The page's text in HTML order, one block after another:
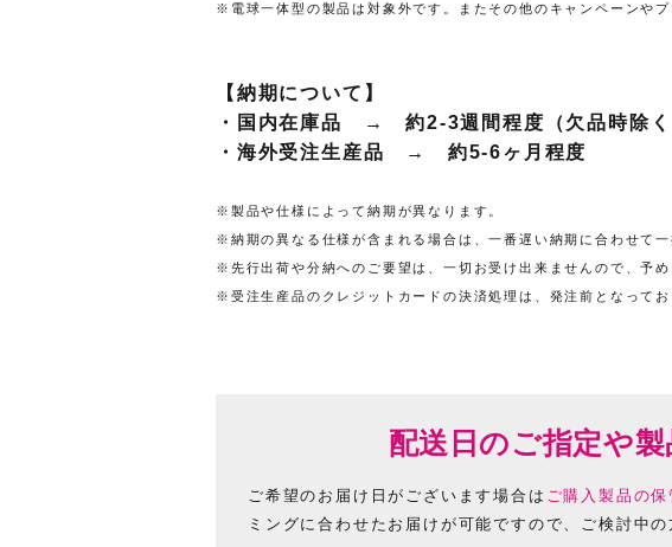
※電球一体型の製品は対象外です。またその他のキャンペーンやプ
【納期について】
・国内在庫品 → 約2-3週間程度（欠品時除く
・海外受注生産品 → 約5-6ヶ月程度
※製品や仕様によって納期が異なります。
※納期の異なる仕様が含まれる場合は、一番遅い納期に合わせて一
※先行出荷や分納へのご要望は、一切お受け出来ませんので、予め
※受注生産品のクレジットカードの決済処理は、発注前となってお
配送日のご指定や
ご希望のお届け日がございます場合は ご購入製品の
ミングに合わせたお届けが可能ですので、ご検討中